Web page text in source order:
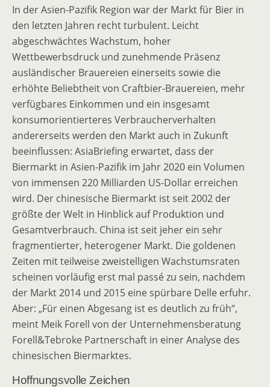
In der Asien-Pazifik Region war der Markt für Bier in
den letzten Jahren recht turbulent. Leicht
abgeschwächtes Wachstum, hoher
Wettbewerbsdruck und zunehmende Präsenz
ausländischer Brauereien einerseits sowie die
erhöhte Beliebtheit von Craftbier-Brauereien, mehr
verfügbares Einkommen und ein insgesamt
konsumorientierteres Verbraucherverhalten
andererseits werden den Markt auch in Zukunft
beeinflussen: AsiaBriefing erwartet, dass der
Biermarkt in Asien-Pazifik im Jahr 2020 ein Volumen
von immensen 220 Milliarden US-Dollar erreichen
wird. Der chinesische Biermarkt ist seit 2002 der
größte der Welt in Hinblick auf Produktion und
Gesamtverbrauch. China ist seit jeher ein sehr
fragmentierter, heterogener Markt. Die goldenen
Zeiten mit teilweise zweistelligen Wachstumsraten
scheinen vorläufig erst mal passé zu sein, nachdem
der Markt 2014 und 2015 eine spürbare Delle erfuhr.
Aber: „Für einen Abgesang ist es deutlich zu früh“,
meint Meik Forell von der Unternehmensberatung
Forell&Tebroke Partnerschaft in einer Analyse des
chinesischen Biermarktes.
Hoffnungsvolle Zeichen